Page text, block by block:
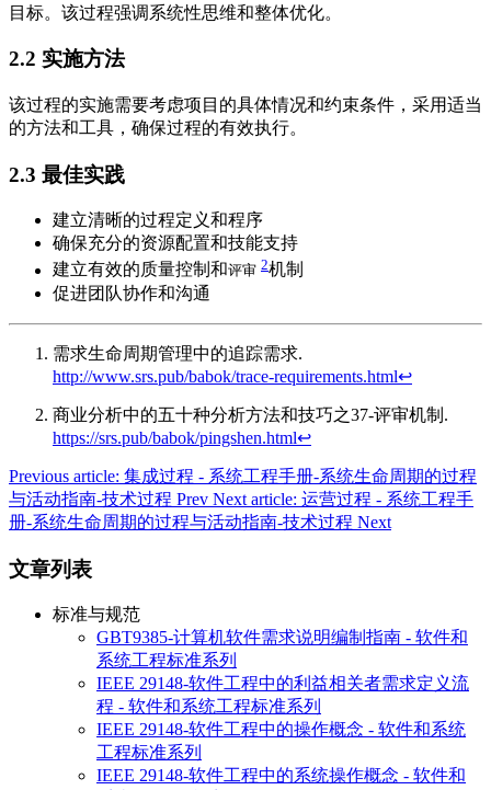
目标。该过程强调系统性思维和整体优化。
2.2 实施方法
该过程的实施需要考虑项目的具体情况和约束条件，采用适当
的方法和工具，确保过程的有效执行。
2.3 最佳实践
建立清晰的过程定义和程序
确保充分的资源配置和技能支持
建立有效的质量控制和评审 2机制
促进团队协作和沟通
需求生命周期管理中的追踪需求.
http://www.srs.pub/babok/trace-requirements.html↩︎
商业分析中的五十种分析方法和技巧之37-评审机制.
https://srs.pub/babok/pingshen.html↩︎
Previous article: 集成过程 - 系统工程手册-系统生命周期的过程
与活动指南-技术过程 Prev Next article: 运营过程 - 系统工程手
册-系统生命周期的过程与活动指南-技术过程 Next
文章列表
标准与规范
GBT9385-计算机软件需求说明编制指南 - 软件和
系统工程标准系列
IEEE 29148-软件工程中的利益相关者需求定义流
程 - 软件和系统工程标准系列
IEEE 29148-软件工程中的操作概念 - 软件和系统
工程标准系列
IEEE 29148-软件工程中的系统操作概念 - 软件和